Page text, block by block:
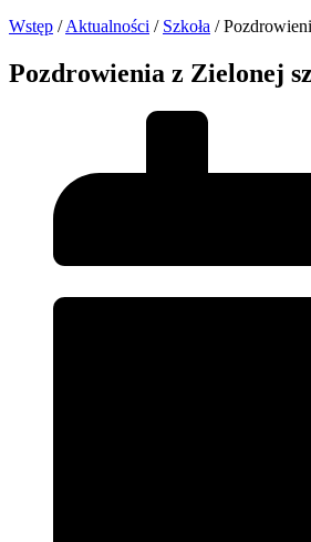
Wstęp / Aktualności / Szkoła /
Pozdrowienia z Zielonej